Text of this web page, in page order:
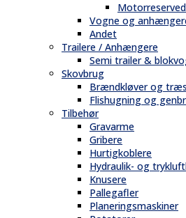
Vogne og
Andet
Trailere / Anhængere
Semi trailer &
Skovbrug
Brændkløver og
Flishugning og
Tilbehør
Gravarme
Gribere
Hurtigkoblere
Hydraulik- og
Knusere
Pallegafler
Planeringsmaskiner